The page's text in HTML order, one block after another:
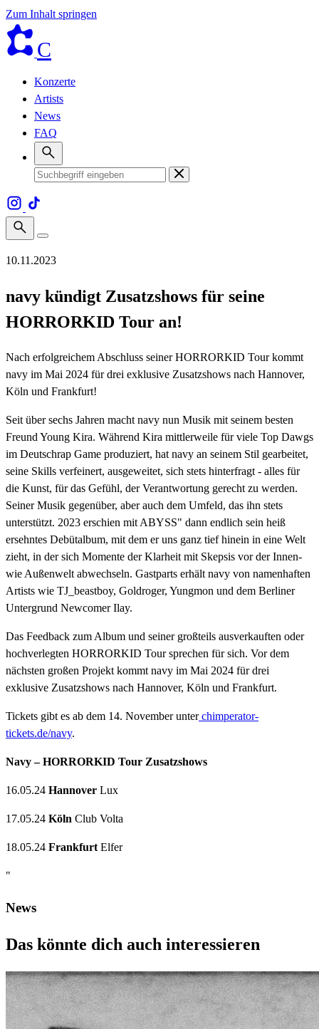
Zum Inhalt springen
C
Konzerte
Artists
News
FAQ
10.11.2023
navy kündigt Zusatzshows für seine
HORRORKID Tour an!
Nach erfolgreichem Abschluss seiner HORRORKID Tour kommt
navy im Mai 2024 für drei exklusive Zusatzshows nach Hannover,
Köln und Frankfurt!
Seit über sechs Jahren macht navy nun Musik mit seinem besten
Freund Young Kira. Während Kira mittlerweile für viele Top Dawgs
im Deutschrap Game produziert, hat navy an seinem Stil gearbeitet,
seine Skills verfeinert, ausgeweitet, sich stets hinterfragt - alles für
die Kunst, für das Gefühl, der Verantwortung gerecht zu werden.
Seiner Musik gegenüber, aber auch dem Umfeld, das ihn stets
unterstützt. 2023 erschien mit ABYSS" dann endlich sein heiß
ersehntes Debütalbum, mit dem er uns ganz tief hinein in eine Welt
zieht, in der sich Momente der Klarheit mit Skepsis vor der Innen-
wie Außenwelt abwechseln. Gastparts erhält navy von namenhaften
Artists wie TJ_beastboy, Goldroger, Yungmon und dem Berliner
Untergrund Newcomer Ilay.
Das Feedback zum Album und seiner großteils ausverkauften oder
hochverlegten HORRORKID Tour sprechen für sich. Vor dem
nächsten großen Projekt kommt navy im Mai 2024 für drei
exklusive Zusatzshows nach Hannover, Köln und Frankfurt.
Tickets gibt es ab dem 14. November unterchimperator-
tickets.de/navy.
Navy – HORRORKID Tour Zusatzshows
16.05.24 Hannover Lux
17.05.24 Köln Club Volta
18.05.24 Frankfurt Elfer
"
News
Das könnte dich auch interessieren